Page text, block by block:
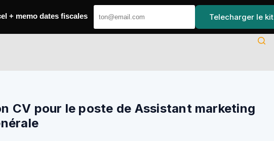
CV pour le poste de Assistant marketing
+ memo dates fiscales Telecharger le kit